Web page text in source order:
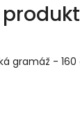
gramáž -